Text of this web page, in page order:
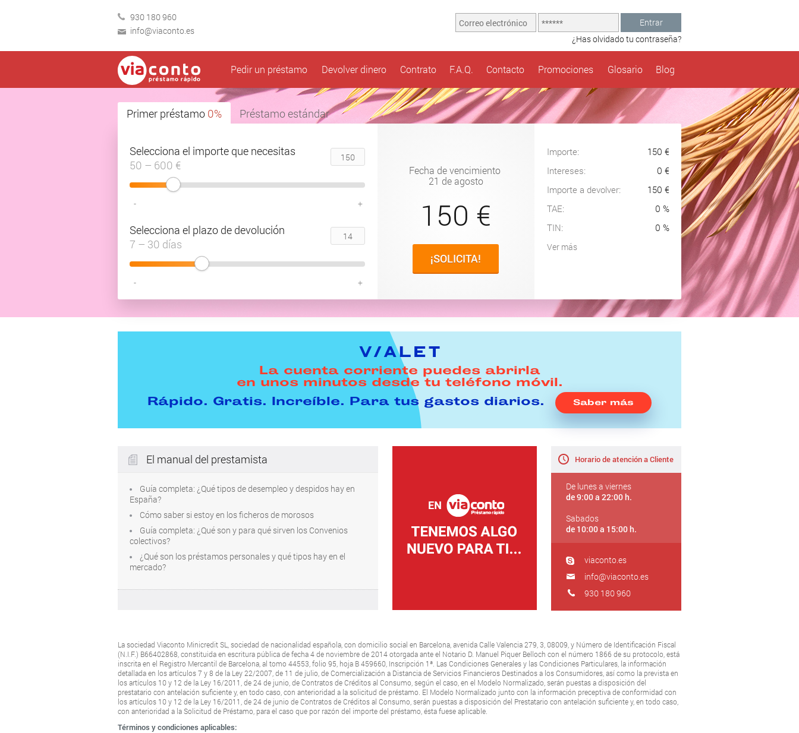
930 180 960
info@viaconto.es
Entrar
¿Has olvidado tu contraseña?
Pedir un préstamo Devolver dinero Contrato F.A.Q. Contacto Promociones Glosario Blog
Primer préstamo 0% Préstamo estándar
Selecciona el importe que necesitas
50 – 600 €
- +
Selecciona el plazo de devolución
7 – 30 días
- +
Fecha de vencimiento
21 de agosto
150 €
¡SOLICITA!
Importe:
150 €
Intereses:
0 €
Importe a devolver:
150 €
TAE:
0 %
TIN:
0 %
Ver más
La cuenta corriente puedes abrirla
en unos minutos desde tu teléfono móvil.
Rápido. Gratis. Increíble. Para tus gastos diarios.
Saber más
El manual del prestamista
Guía completa: ¿Qué tipos de desempleo y despidos hay en
España?
Cómo saber si estoy en los ficheros de morosos
Guía completa: ¿Qué son y para qué sirven los Convenios
colectivos?
¿Qué son los préstamos personales y qué tipos hay en el
mercado?
Horario de atención a Cliente
De lunes a viernes
de 9:00 a 22:00 h.
Sabados
de 10:00 a 15:00 h.
viaconto.es
info@viaconto.es
930 180 960
La sociedad Viaconto Minicredit SL, sociedad de nacionalidad española, con domicilio social en Barcelona, avenida Calle Valencia 279, 3, 08009, y Número de Identificación Fiscal
(N.I.F.) B66402868, constituida en escritura pública de fecha 4 de noviembre de 2014 otorgada ante el Notario D. Manuel Piquer Belloch con el número 1866 de su protocolo, está
inscrita en el Registro Mercantil de Barcelona, al tomo 44553, folio 95, hoja B 459660, Inscripción 1ª. Las Condiciones Generales y las Condiciones Particulares, la información
detallada en los artículos 7 y 8 de la Ley 22/2007, de 11 de julio, de Comercialización a Distancia de Servicios Financieros Destinados a los Consumidores, así como la prevista en
los artículos 10 y 12 de la Ley 16/2011, de 24 de junio, de Contratos de Créditos al Consumo, según el caso, en el Modelo Normalizado, serán puestas a disposición del
prestatario con antelación suficiente y, en todo caso, con anterioridad a la solicitud de préstamo. El Modelo Normalizado junto con la información preceptiva de conformidad con
los artículos 10 y 12 de la Ley 16/2011, de 24 de junio de Contratos de Créditos al Consumo, serán puestas a disposición del Prestatario con antelación suficiente y, en todo caso,
con anterioridad a la Solicitud de Préstamo, para el caso que por razón del importe del préstamo, ésta fuese aplicable.
Términos y condiciones aplicables: